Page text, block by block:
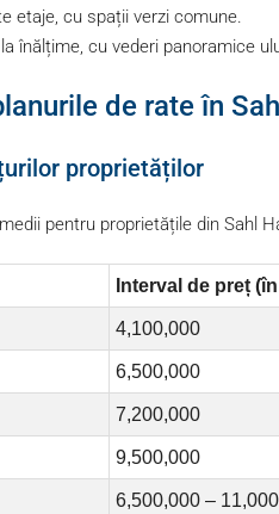
etaje, cu spații verzi comune.
înălțime, cu vederi panoramice
de rate în
proprietăților
pentru proprietățile din Sahl
Interval de preț
4,100,000
6,500,000
7,200,000
9,500,000
6,500,000 –